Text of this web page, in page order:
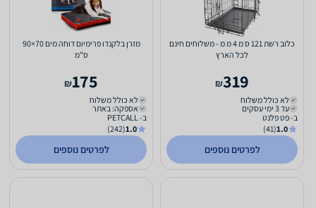
כלוב רשת 121 ס מ 4 מ מ - משלוחים חינם
לכל הארץ
319
₪
לא כולל משלוח
עד 3 ימי עסקים
ב- פט פלנט
1.0
(41)
לפרטים נוספים
מזרן בלקנדו פרימיום דוחה מים 70×90
ס”מ
175
₪
לא כולל משלוח
אספקה: באתר
ב- PETCALL
1.0
(242)
לפרטים נוספים